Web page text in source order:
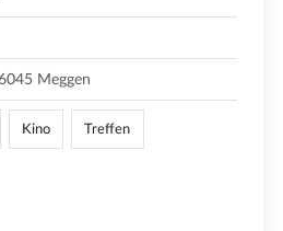
Meggen
Kino Treffen